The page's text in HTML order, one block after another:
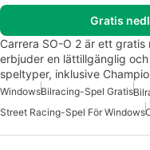
Gratis
Carrera SO-O 2 är ett
erbjuder en lättillgänglig
speltyper, inklusive
WindowsBilracing-Spel Gratis
Street Racing-Spel För Windows